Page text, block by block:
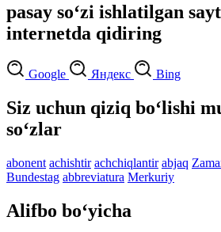
pasay so‘zi ishlatilgan
internetda qidiring
Google Яндекс Bing
Siz uchun qiziq bo‘lishi
so‘zlar
abonent achishtir achchiqlantir abjaq
Bundestag abbreviatura Merkuriy
Alifbo bo‘yicha